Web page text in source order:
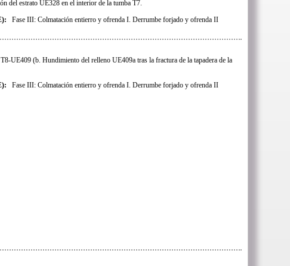
del estrato UE328 en el interior de la tumba T7.
Fase III: Colmatación entierro y ofrenda I. Derrumbe forjado y ofrenda II
T8-UE409 (b. Hundimiento del relleno UE409a tras la fractura de la tapadera de la
Fase III: Colmatación entierro y ofrenda I. Derrumbe forjado y ofrenda II